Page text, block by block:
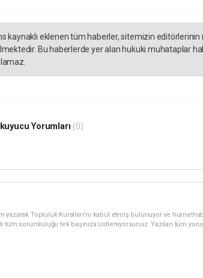
kaynaklı eklenen tüm haberler, sitemizin
Bu haberlerde yer alan hukuki muhataplar
Yorumları (0)
yazarak Topluluk Kuralları’nı kabul etmiş bulunuyor ve
tüm sorumluluğu tek başınıza üstleniyorsunuz. Yazılan tüm